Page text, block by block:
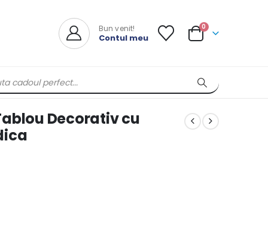
Bun venit!
Contul meu
0
Decorativ cu